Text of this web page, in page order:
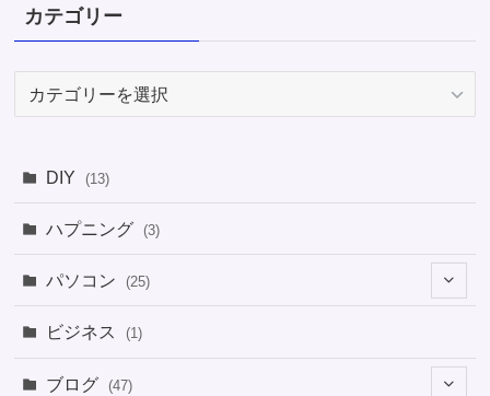
カテゴリー
DIY (13)
ハプニング (3)
パソコン (25)
(8)
(1)
ビジネス (1)
ブログ (47)